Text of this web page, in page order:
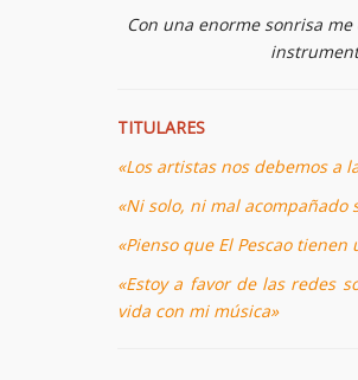
Con una enorme sonrisa
TITULARES
«Los artistas nos debemos a
«Ni solo, ni mal acompañado
«Pienso que El Pescao
«Estoy a favor de las redes
vida con mi música»